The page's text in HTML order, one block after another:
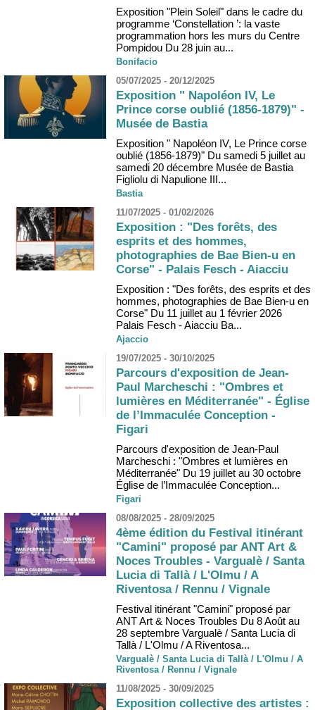
Exposition "Plein Soleil" dans le cadre du
programme ‘Constellation ’: la vaste
programmation hors les murs du Centre
Pompidou Du 28 juin au...
Bonifacio
05/07/2025 - 20/12/2025
Exposition " Napoléon IV, Le
Prince corse oublié (1856-1879)" -
Musée de Bastia
Exposition " Napoléon IV, Le Prince corse
oublié (1856-1879)" Du samedi 5 juillet au
samedi 20 décembre Musée de Bastia
Figliolu di Napulione III...
Bastia
11/07/2025 - 01/02/2026
Exposition : "Des forêts, des
esprits et des hommes,
photographies de Bae Bien-u en
Corse" - Palais Fesch - Aiacciu
Exposition : "Des forêts, des esprits et des
hommes, photographies de Bae Bien-u en
Corse" Du 11 juillet au 1 février 2026
Palais Fesch - Aiacciu Ba...
Ajaccio
19/07/2025 - 30/10/2025
Parcours d'exposition de Jean-
Paul Marcheschi : "Ombres et
lumières en Méditerranée" - Église
de l’Immaculée Conception -
Figari
Parcours d'exposition de Jean-Paul
Marcheschi : "Ombres et lumières en
Méditerranée" Du 19 juillet au 30 octobre
Église de l’Immaculée Conception...
Figari
08/08/2025 - 28/09/2025
4ème édition du Festival itinérant
"Camini" proposé par ANT Art &
Noces Troubles - Vargualè / Santa
Lucia di Tallà / L'Olmu / A
Riventosa / Rennu / Vignale
Festival itinérant "Camini" proposé par
ANT Art & Noces Troubles Du 8 Août au
28 septembre Vargualè / Santa Lucia di
Tallà / L'Olmu / A Riventosa...
Vargualè / Santa Lucia di Tallà / L'Olmu / A
Riventosa / Rennu / Vignale
11/08/2025 - 30/09/2025
Exposition collective des artistes :